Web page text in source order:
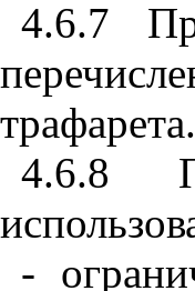
4.6.7
трафарета.
4.6.8
-